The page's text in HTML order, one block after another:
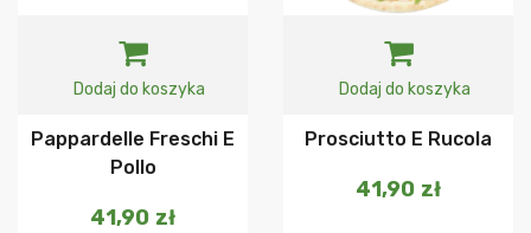
Dodaj do koszyka
Pappardelle Freschi E
Pollo
41,90 zł
Dodaj do koszyka
Prosciutto E Rucola
41,90 zł